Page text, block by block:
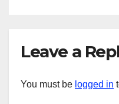
Leave a
You must be logged in